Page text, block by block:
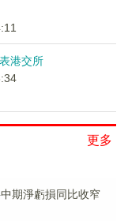
港交所
更多
期淨虧損同比收窄